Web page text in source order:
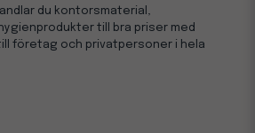
du kontorsmaterial,
till bra priser med
företag och privatpersoner i hela